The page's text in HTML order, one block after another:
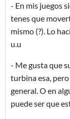
- En mis juegos
tenes que
mismo (?). Lo
u.u
- Me gusta que
turbina esa,
general. O en
puede ser que